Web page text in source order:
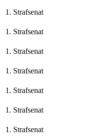
1. Strafsenat
1. Strafsenat
1. Strafsenat
1. Strafsenat
1. Strafsenat
1. Strafsenat
1. Strafsenat